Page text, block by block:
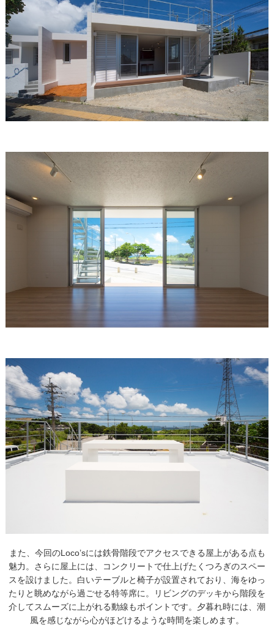
また、今回のLoco’sには鉄骨階段でアクセスできる屋上がある点も
魅力。さらに屋上には、コンクリートで仕上げたくつろぎのスペー
スを設けました。白いテーブルと椅子が設置されており、海をゆっ
たりと眺めながら過ごせる特等席に。リビングのデッキから階段を
介してスムーズに上がれる動線もポイントです。夕暮れ時には、潮
風を感じながら心がほどけるような時間を楽しめます。